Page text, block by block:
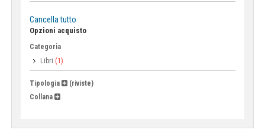
Cancella tutto
Opzioni acquisto
Categoria
Libri (1)
Tipologia
(riviste)
Collana